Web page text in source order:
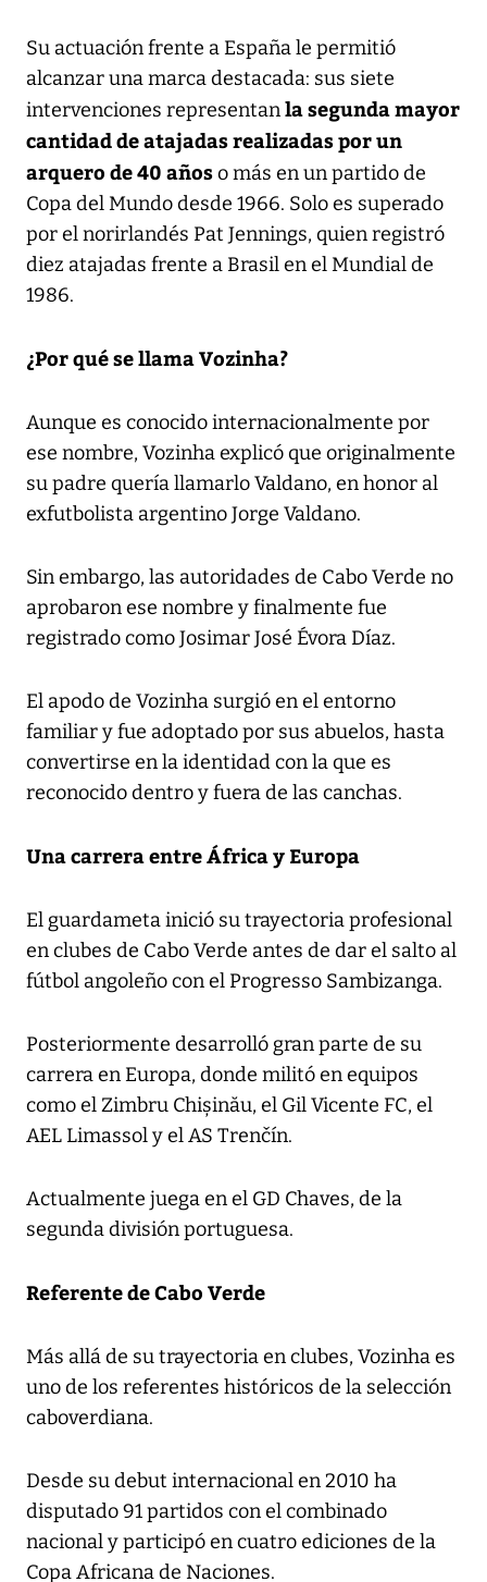
Su actuación frente a España le permitió
alcanzar una marca destacada: sus siete
intervenciones representanla segunda mayor
cantidad de atajadas realizadas por un
arquero de 40 añoso más en un partido de
Copa del Mundo desde 1966. Solo es superado
por el norirlandés Pat Jennings, quien registró
diez atajadas frente a Brasil en el Mundial de
1986.
¿Por qué se llama Vozinha?
Aunque es conocido internacionalmente por
ese nombre, Vozinha explicó que originalmente
su padre quería llamarlo Valdano, en honor al
exfutbolista argentino Jorge Valdano.
Sin embargo, las autoridades de Cabo Verde no
aprobaron ese nombre y finalmente fue
registrado como Josimar José Évora Díaz.
El apodo de Vozinha surgió en el entorno
familiar y fue adoptado por sus abuelos, hasta
convertirse en la identidad con la que es
reconocido dentro y fuera de las canchas.
Una carrera entre África y Europa
El guardameta inició su trayectoria profesional
en clubes de Cabo Verde antes de dar el salto al
fútbol angoleño con el Progresso Sambizanga.
Posteriormente desarrolló gran parte de su
carrera en Europa, donde militó en equipos
como el Zimbru Chișinău, el Gil Vicente FC, el
AEL Limassol y el AS Trenčín.
Actualmente juega en el GD Chaves, de la
segunda división portuguesa.
Referente de Cabo Verde
Más allá de su trayectoria en clubes, Vozinha es
uno de los referentes históricos de la selección
caboverdiana.
Desde su debut internacional en 2010 ha
disputado 91 partidos con el combinado
nacional y participó en cuatro ediciones de la
Copa Africana de Naciones.